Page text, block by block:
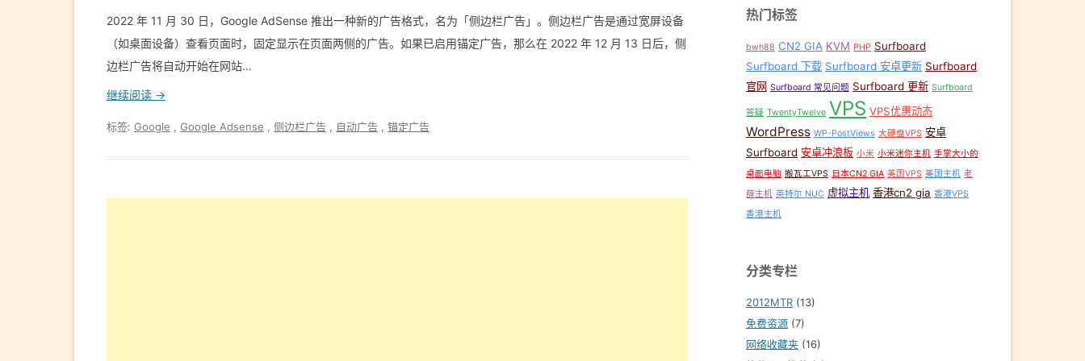
2022 年 11 月 30 日，Google AdSense 推出一种新的广告格式，名为「侧边栏广告」。侧边栏广告是通过宽屏设备
（如桌面设备）查看页面时，固定显示在页面两侧的广告。如果已启用锚定广告，那么在 2022 年 12 月 13 日后，侧
边栏广告将自动开始在网站…
继续阅读 →
标签: Google Google Adsense 侧边栏广告 自动广告 锚定广告
热门标签
bwh88 CN2 GIA KVM PHP Surfboard
Surfboard 下载 Surfboard 安卓更新 Surfboard
官网 Surfboard 常见问题 Surfboard 更新 Surfboard
答疑 TwentyTwelve VPS VPS优惠动态
WordPress WP-PostViews 大硬盘VPS 安卓
Surfboard 安卓冲浪板 小米 小米迷你主机 手掌大小的
桌面电脑 搬瓦工VPS 日本CN2 GIA 美国VPS 美国主机 老
薛主机 英特尔 NUC 虚拟主机 香港cn2 gia 香港VPS
香港主机
分类专栏
2012MTR (13)
免费资源 (7)
网络收藏夹 (16)